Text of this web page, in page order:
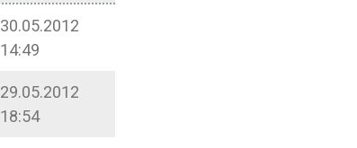
30.05.2012
14:49
29.05.2012
18:54